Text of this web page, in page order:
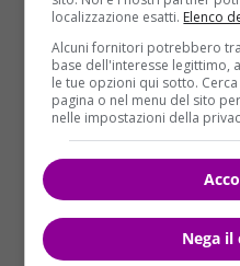
localizzazione esatti. Elenco
Alcuni fornitori potrebbero
base dell'interesse legittimo,
le tue opzioni qui sotto.
pagina o nel menu del sito
nelle impostazioni della
Nega il